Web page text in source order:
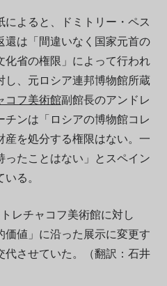
よると、ドミトリー・ペス
還は「間違いなく国家元首の
省の権限」によって行われ
し、元ロシア連邦博物館所蔵
コフ美術館副館長のアンドレ
ンは「ロシアの博物館コレ
産を処分する権限はない。一
たことはない」とスペイン
る。
レチャコフ美術館に対し
値」に沿った展示に変更す
代させていた。（翻訳：石井